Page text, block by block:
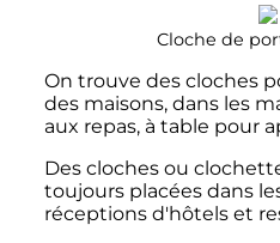
Cloche de
On trouve des cloches
des maisons, dans les
aux repas, à table pour
Des cloches ou
toujours placées dans
réceptions d'hôtels et